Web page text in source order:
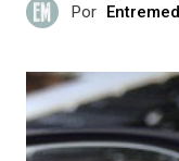
Por